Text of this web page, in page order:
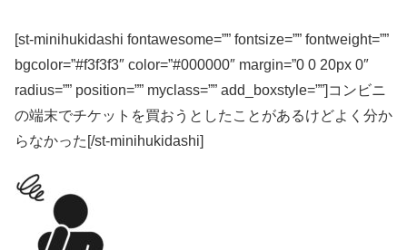
[st-minihukidashi fontawesome=”” fontsize=”” fontweight=””
bgcolor=”#f3f3f3″ color=”#000000″ margin=”0 0 20px 0″
radius=”” position=”” myclass=”” add_boxstyle=””]コンビニ
の端末でチケットを買おうとしたことがあるけどよく分か
らなかった[/st-minihukidashi]